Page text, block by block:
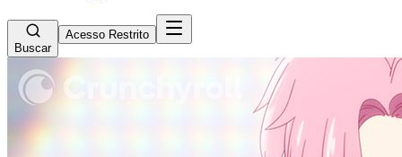
Buscar
Acesso Restrito